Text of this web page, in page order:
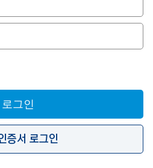
로그인
증서 로그인